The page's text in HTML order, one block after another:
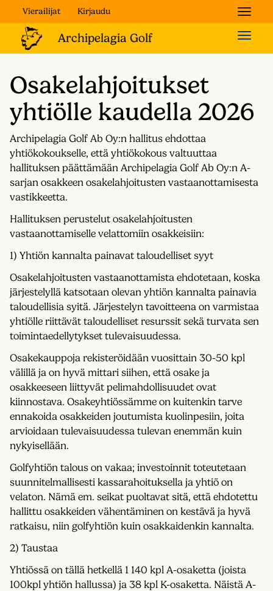
Vierailijat Kirjaudu
Osakelahjoitukset
yhtiölle kaudella 2026
Archipelagia Golf Ab Oy:n hallitus ehdottaa
yhtiökokoukselle, että yhtiökokous valtuuttaa
hallituksen päättämään Archipelagia Golf Ab Oy:n A-
sarjan osakkeen osakelahjoitusten vastaanottamisesta
vastikkeetta.
Hallituksen perustelut osake­lahjoitusten
vastaanottamiselle velattomiin osakkeisiin:
1) Yhtiön kannalta painavat taloudelliset syyt
Osakelahjoitusten vastaanottamista ehdotetaan, koska
järjestelyllä katsotaan olevan yhtiön kannalta painavia
taloudellisia syitä. Järjestelyn tavoitteena on varmistaa
yhtiölle riittävät taloudelliset resurssit sekä turvata sen
toimintaedellytykset tulevaisuudessa.
Osakekauppoja rekisteröidään vuosittain 30-50 kpl
välillä ja on hyvä mittari siihen, että osake ja
osakkeeseen liittyvät pelimahdollisuudet ovat
kiinnostava. Osakeyhtiössämme on kuitenkin tarve
ennakoida osakkeiden joutumista kuolinpesiin, joita
arvioidaan tulevaisuudessa tulevan enemmän kuin
nykyisellään.
Golfyhtiön talous on vakaa; investoinnit toteutetaan
suunnitelmallisesti kassarahoituksella ja yhtiö on
velaton. Nämä em. seikat puoltavat sitä, että ehdotettu
hallittu osakkeiden vähentäminen on kestävä ja hyvä
ratkaisu, niin golfyhtiön kuin osakkaidenkin kannalta.
2) Taustaa
Yhtiössä on tällä hetkellä 1 140 kpl A-osaketta (joista
100kpl yhtiön hallussa) ja 38 kpl K-osaketta. Näistä A-